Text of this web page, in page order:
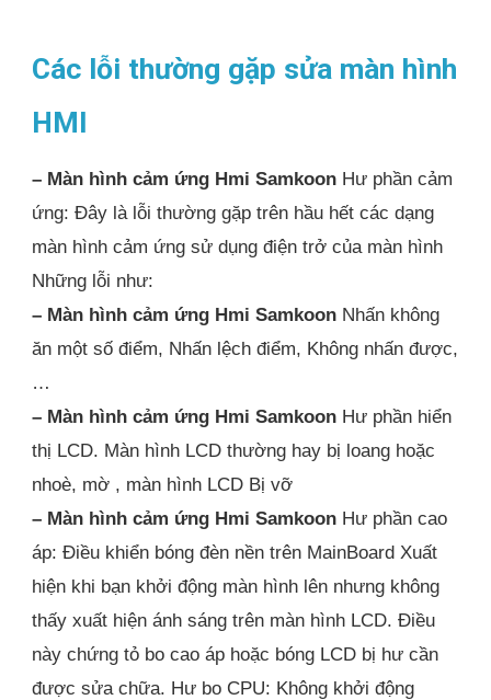
Các lỗi thường gặp sửa màn hình
HMI
– Màn hình cảm ứng Hmi Samkoon Hư phần cảm
ứng: Đây là lỗi thường gặp trên hầu hết các dạng
màn hình cảm ứng sử dụng điện trở của màn hình
Những lỗi như:
– Màn hình cảm ứng Hmi Samkoon Nhấn không
ăn một số điểm, Nhấn lệch điểm, Không nhấn được,
…
– Màn hình cảm ứng Hmi Samkoon Hư phần hiển
thị LCD. Màn hình LCD thường hay bị loang hoặc
nhoè, mờ , màn hình LCD Bị vỡ
– Màn hình cảm ứng Hmi Samkoon Hư phần cao
áp: Điều khiển bóng đèn nền trên MainBoard Xuất
hiện khi bạn khởi động màn hình lên nhưng không
thấy xuất hiện ánh sáng trên màn hình LCD. Điều
này chứng tỏ bo cao áp hoặc bóng LCD bị hư cần
được sửa chữa. Hư bo CPU: Không khởi động